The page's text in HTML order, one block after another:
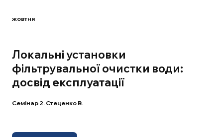
жовтня
Локальні установки
фільтрувальної очистки води:
досвід експлуатації
Семінар 2. Стеценко В.